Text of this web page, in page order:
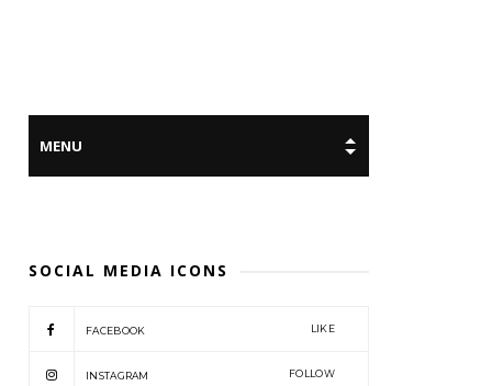
SOCIAL MEDIA ICONS
FACEBOOK LIKE
INSTAGRAM FOLLOW